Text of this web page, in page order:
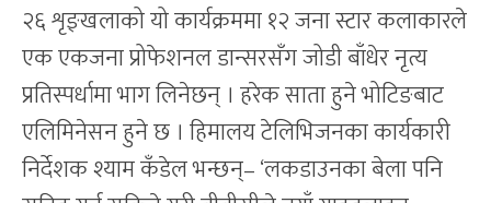
२६ शृङ्खलाको यो कार्यक्रममा १२ जना स्टार कलाकारले
एक एकजना प्रोफेशनल डान्सरसँग जोडी बाँधेर नृत्य
प्रतिस्पर्धामा भाग लिनेछन् । हरेक साता हुने भोटिङबाट
एलिमिनेसन हुने छ । हिमालय टेलिभिजनका कार्यकारी
निर्देशक श्याम कँडेल भन्छन्– ‘लकडाउनका बेला पनि